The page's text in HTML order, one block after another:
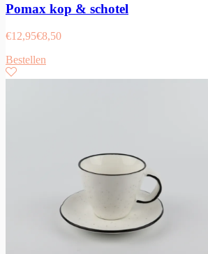
Pomax kop & schotel
€12,95€8,50
Bestellen